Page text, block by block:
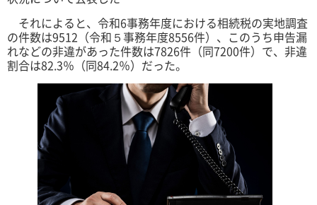
それによると、令和6事務年度における相続税の実地調査
の件数は9512（令和５事務年度8556件）、このうち申告漏
れなどの非違があった件数は7826件（同7200件）で、非違
割合は82.3％（同84.2％）だった。